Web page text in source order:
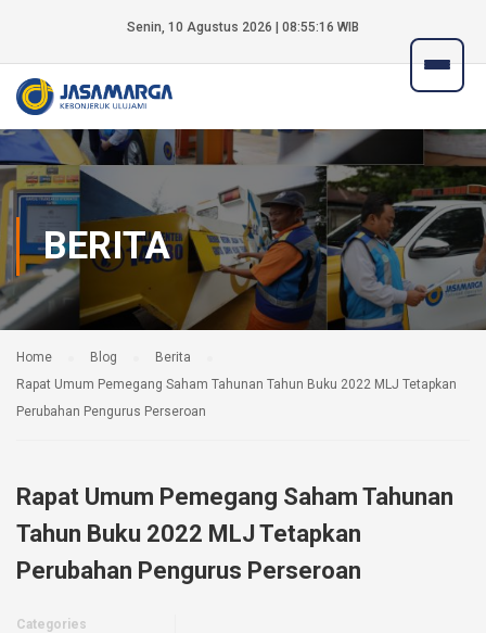
Senin, 10 Agustus 2026 | 08:55:17 WIB
BERITA
Home Blog
Berita
Rapat Umum Pemegang Saham Tahunan Tahun Buku 2022 MLJ Tetapkan
Perubahan Pengurus Perseroan
Rapat Umum Pemegang Saham Tahunan
Tahun Buku 2022 MLJ Tetapkan
Perubahan Pengurus Perseroan
Categories